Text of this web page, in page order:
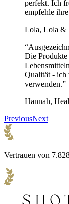
perfekt. Ich
empfehle
Lola, Lola &
Die
Qualität - ich
verwenden.”
Hannah,
PreviousNext
Vertrauen von